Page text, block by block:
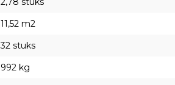
11,52 m2
32 stuks
992 kg